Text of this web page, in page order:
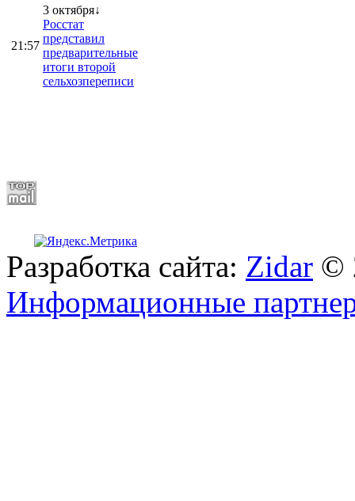
21:57
3 октября↓
Росстат
представил
предварительные
итоги второй
сельхозпереписи
Разработка сайта: Zidar ©
Информационные